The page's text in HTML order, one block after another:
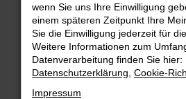
Beim Laden ist ein Fehler
Hier sind ein paar Tipps, die dir
Überprüfe deine Firewall und
Internetverbindung.
Laden andere Webseiten, zum
Suchmaschine?
wenn Sie uns Ihre Einwilligung
einem späteren Zeitpunkt Ihre
Sie die Einwilligung jederzeit für
Weitere Informationen zum
Datenverarbeitung finden Sie hier:
Datenschutzerklärung Cookie-
Impressum